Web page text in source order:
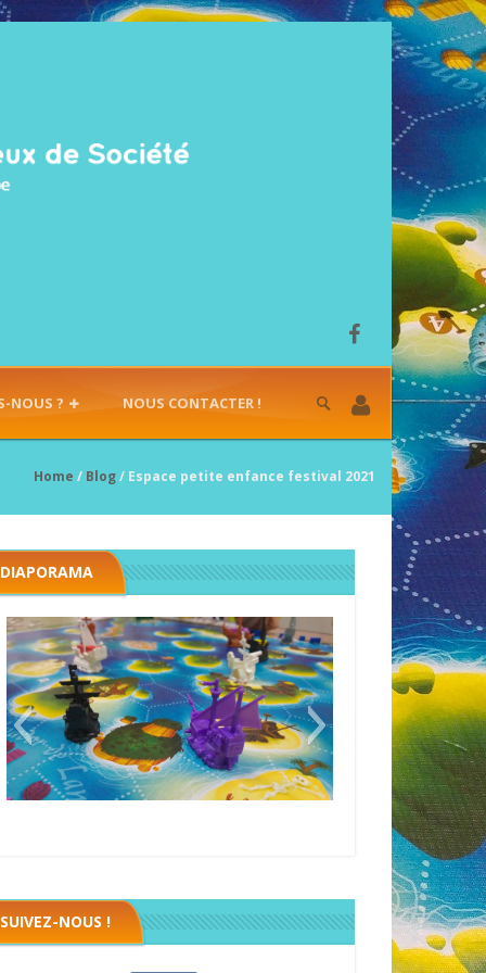
NOUS ? NOUS CONTACTER !
Home / Blog/ Espace petite enfance festival 2021
DIAPORAMA
SUIVEZ-NOUS !